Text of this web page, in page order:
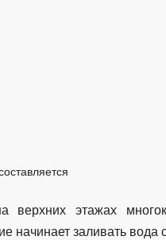
этажах
начинает заливать вода